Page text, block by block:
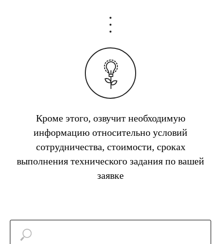
Кроме этого, озвучит необходимую
информацию относительно условий
сотрудничества, стоимости, сроках
выполнения технического задания по вашей
заявке